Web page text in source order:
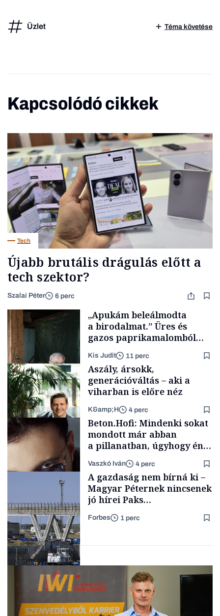
Üzlet Téma követése
Kapcsolódó cikkek
Tech
Újabb brutális drágulás előtt a
tech szektor?
Szalai Péter 6 perc
Családi
vállalkozások
„Apukám beleálmodta
a birodalmat.” Üres és
gazos paprikamalomból
lett az igazi családi
fűszersztori
Kis Judit 11 perc
TÁMOGATÓI
Aszály, ársokk,
generációváltás – aki a
viharban is előre néz
K&amp;H 4 perc
Forbes-sztori
Beton.Hofi: Mindenki sokat
mondott már abban
a pillanatban, úgyhogy én
a legsarkosabb
gondolataimat akartam
kimondani
Vaszkó Iván 4 perc
A gazdaság nem bírná ki –
Magyar Péternek nincsenek
jó hírei Paks
újraindításáról
Forbes 1 perc